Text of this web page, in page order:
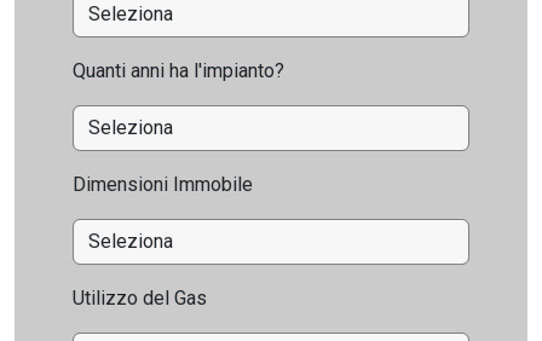
Quanti anni ha l'impianto?
Dimensioni Immobile
Utilizzo del Gas